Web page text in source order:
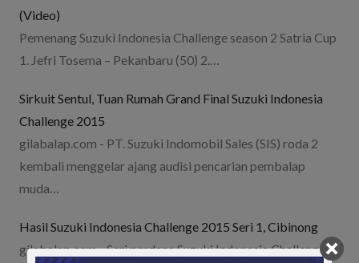
(Video)
Pemenang Suzuki Indonesia Challenge season 2 Satria Cup
1. Jefri Tosema – Pekanbaru (50) 2.…
Sirkuit Sentul, Tuan Rumah Grand Final Suzuki Indonesia
Challenge 2015
gilabalap.com - PT. Suzuki Indomobil Sales (SIS) roda 2
kembali menggelar ajang audisi pencarian pembalap
muda…
Hasil Suzuki Indonesia Challenge 2015 Seri 1, Cibinong
gilabalap.com - Seri perdana Suzuki Indonesia Challenge